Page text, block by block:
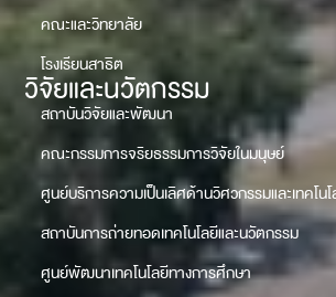
คณะและวิทยาลัย
โรงเรียนสาธิต
วิจัยและนวัตกรรม
สถาบันวิจัยและพัฒนา
คณะกรรมการจริยธรรมการวิจัยในมนุษย์
ศูนย์บริการความเป็นเลิศด้านวิศวกรรมและเทคโน
สถาบันการถ่ายทอดเทคโนโลยีและนวัตกรรม
ศูนย์พัฒนาเทคโนโลยีทางการศึกษา